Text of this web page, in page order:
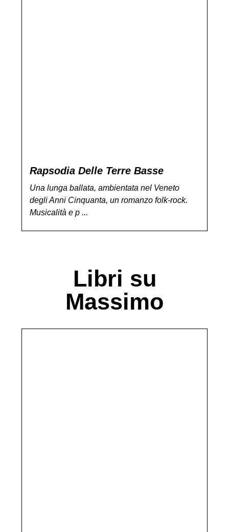
Rapsodia Delle Terre Basse
Una lunga ballata, ambientata nel Veneto
degli Anni Cinquanta, un romanzo folk-rock.
Musicalità e p ...
Libri su
Massimo